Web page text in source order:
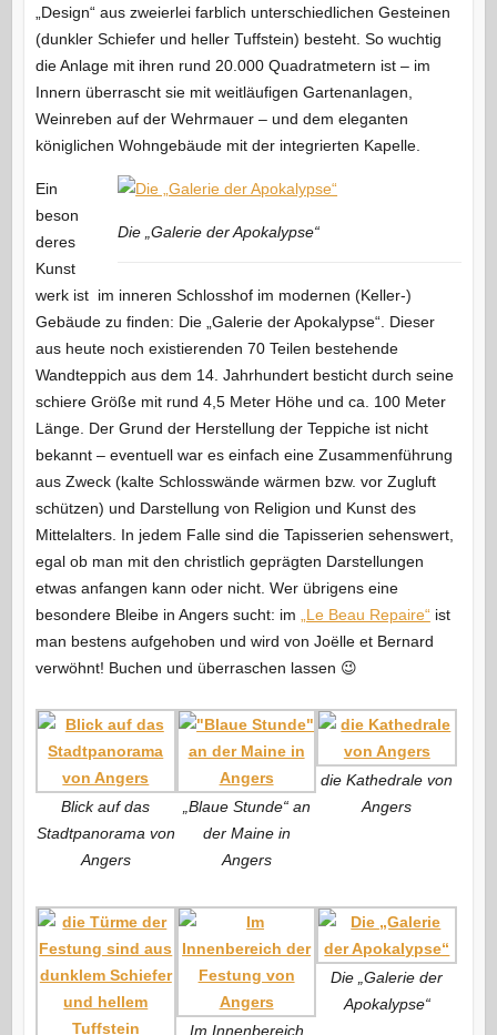
„Design“ aus zweierlei farblich unterschiedlichen Gesteinen
(dunkler Schiefer und heller Tuffstein) besteht. So wuchtig
die Anlage mit ihren rund 20.000 Quadratmetern ist – im
Innern überrascht sie mit weitläufigen Gartenanlagen,
Weinreben auf der Wehrmauer – und dem eleganten
königlichen Wohngebäude mit der integrierten Kapelle.
Die „Galerie der Apokalypse“
Ein
beson
deres
Kunst
werk ist im inneren Schlosshof im modernen (Keller-)
Gebäude zu finden: Die „Galerie der Apokalypse“. Dieser
aus heute noch existierenden 70 Teilen bestehende
Wandteppich aus dem 14. Jahrhundert besticht durch seine
schiere Größe mit rund 4,5 Meter Höhe und ca. 100 Meter
Länge. Der Grund der Herstellung der Teppiche ist nicht
bekannt – eventuell war es einfach eine Zusammenführung
aus Zweck (kalte Schlosswände wärmen bzw. vor Zugluft
schützen) und Darstellung von Religion und Kunst des
Mittelalters. In jedem Falle sind die Tapisserien sehenswert,
egal ob man mit den christlich geprägten Darstellungen
etwas anfangen kann oder nicht. Wer übrigens eine
besondere Bleibe in Angers sucht: im
„Le Beau Repaire“ ist
man bestens aufgehoben und wird von Joëlle et Bernard
verwöhnt! Buchen und überraschen lassen 😉
Blick auf das
Stadtpanorama von
Angers
„Blaue Stunde“ an
der Maine in
Angers
die Kathedrale von
Angers
Im Innenbereich
Die „Galerie der
Apokalypse“